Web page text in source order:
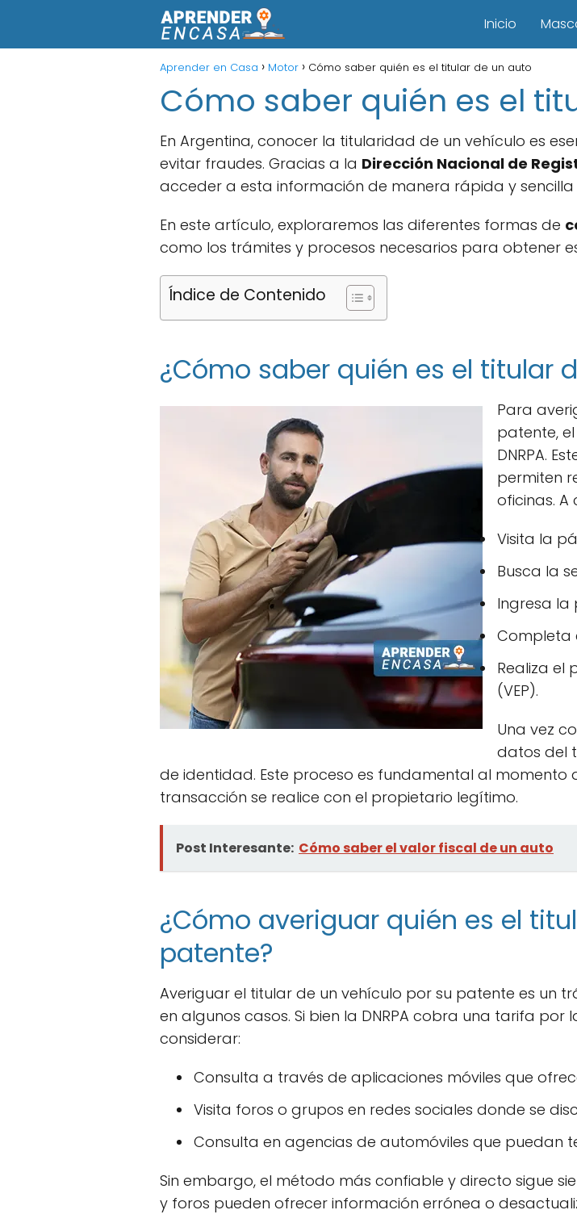
Inicio
Aprender en Casa Motor Cómo saber quién es el titular de un auto
Cómo saber quién es el
En Argentina, conocer la titularidad de un vehículo es
evitar fraudes. Gracias a la Dirección Nacional de
acceder a esta información de manera rápida y sencilla
En este artículo, exploraremos las diferentes formas de
como los trámites y procesos necesarios para obtener
Índice de Contenido
¿Cómo saber quién es el titular
Para
patente,
DNRPA.
permiten
oficinas. A
Visita la
Busca la
Ingresa la
Completa
Realiza el
(VEP).
Una vez
datos del
de identidad. Este proceso es fundamental al
transacción se realice con el propietario legítimo.
Post Interesante: Cómo saber el valor fiscal de un auto
¿Cómo averiguar quién es el
patente?
Averiguar el titular de un vehículo por su patente es un
en algunos casos. Si bien la DNRPA cobra una tarifa
considerar:
Consulta a través de aplicaciones móviles que
Visita foros o grupos en redes sociales donde se
Consulta en agencias de automóviles que puedan
Sin embargo, el método más confiable y directo sigue
y foros pueden ofrecer información errónea o